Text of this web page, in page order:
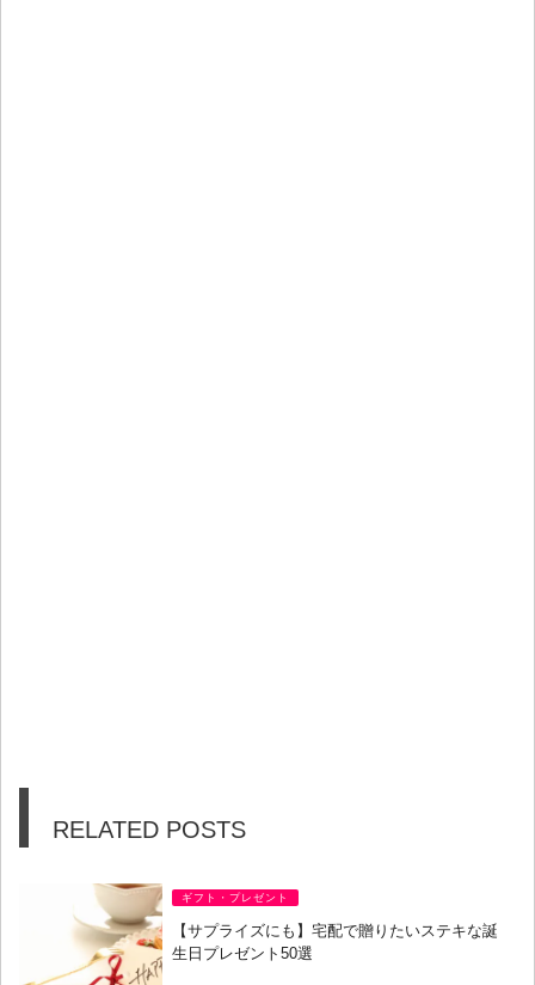
RELATED POSTS
ギフト・プレゼント
【サプライズにも】宅配で贈りたいステキな誕
生日プレゼント50選